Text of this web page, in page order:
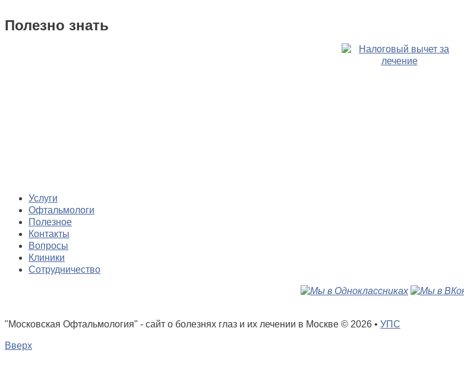
Полезно знать
Услуги
Офтальмологи
Полезное
Контакты
Вопросы
Клиники
Сотрудничество
"Московская Офтальмология" - сайт о болезнях глаз и их лечении в Москве © 2026 • УПС
Вверх